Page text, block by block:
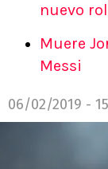
nuevo
Muere
Messi
06/02/2019 -